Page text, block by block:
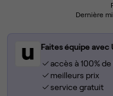
Dernière
Faites équipe avec
accès à 100%
meilleurs prix
service gratuit